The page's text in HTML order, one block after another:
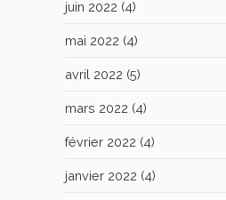
juin 2022 (4)
mai 2022 (4)
avril 2022 (5)
mars 2022 (4)
février 2022 (4)
janvier 2022 (4)